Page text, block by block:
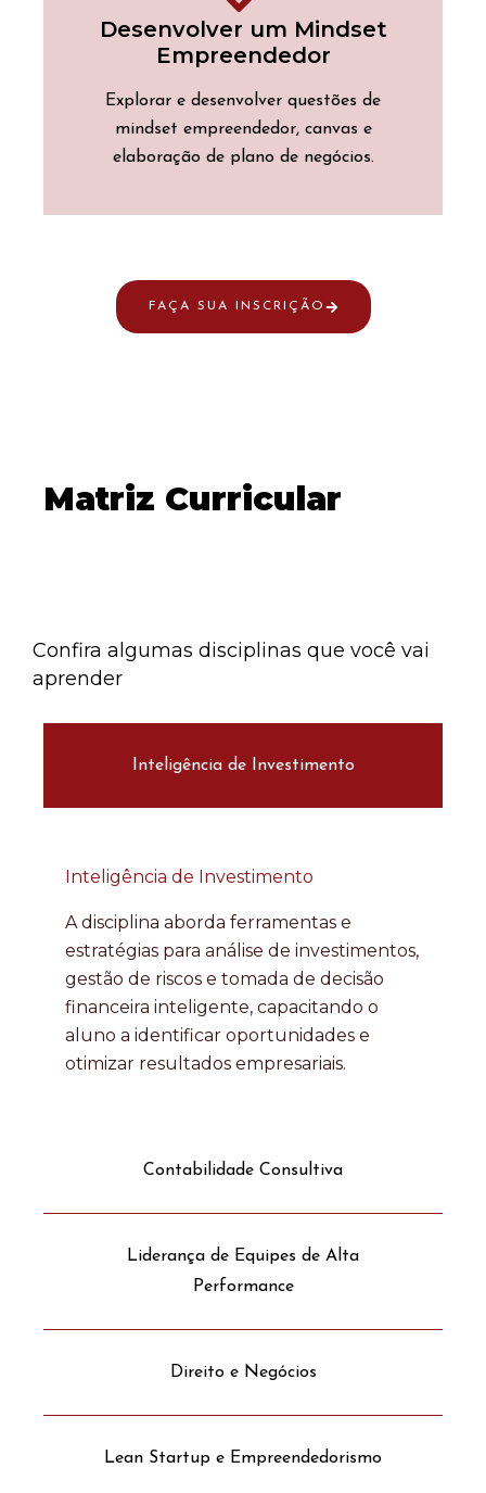
Desenvolver um Mindset
Empreendedor
Explorar e desenvolver questões de
mindset empreendedor, canvas e
elaboração de plano de negócios.
FAÇA SUA INSCRIÇÃO
Matriz Curricular
Confira algumas disciplinas que você vai
aprender
Inteligência de Investimento
Contabilidade Consultiva
Liderança de Equipes de Alta
Performance
Direito e Negócios
Lean Startup e Empreendedorismo
Inteligência de Investimento
A disciplina aborda ferramentas e
estratégias para análise de investimentos,
gestão de riscos e tomada de decisão
financeira inteligente, capacitando o
aluno a identificar oportunidades e
otimizar resultados empresariais.